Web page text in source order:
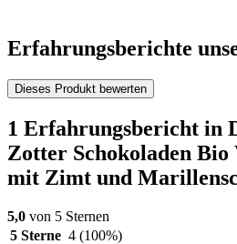
Erfahrungsberichte
Dieses Produkt bewerten
1 Erfahrungsbericht in
Zotter Schokoladen
mit Zimt und
5,0 von 5 Sternen
5 Sterne 4 (100%)